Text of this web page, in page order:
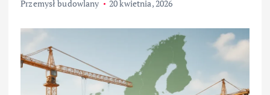
Przemysł budowlany 20 kwietnia, 2026